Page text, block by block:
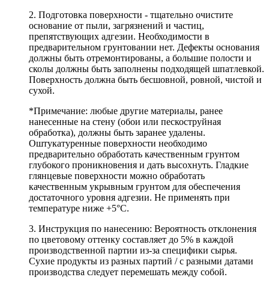
2. Подготовка поверхности - тщательно очистите
основание от пыли, загрязнений и частиц,
препятствующих адгезии. Необходимости в
предварительном грунтовании нет. Дефекты основания
должны быть отремонтированы, а большие полости и
сколы должны быть заполнены подходящей шпатлевкой.
Поверхность должна быть бесшовной, ровной, чистой и
сухой.
*Примечание: любые другие материалы, ранее
нанесенные на стену (обои или пескоструйная
обработка), должны быть заранее удалены.
Оштукатуренные поверхности необходимо
предварительно обработать качественным грунтом
глубокого проникновения и дать высохнуть. Гладкие
глянцевые поверхности можно обработать
качественным укрывным грунтом для обеспечения
достаточного уровня адгезии. Не применять при
температуре ниже +5°С.
3. Инструкция по нанесению: Вероятность отклонения
по цветовому оттенку составляет до 5% в каждой
производственной партии из-за специфики сырья.
Сухие продукты из разных партий / с разными датами
производства следует перемешать между собой.